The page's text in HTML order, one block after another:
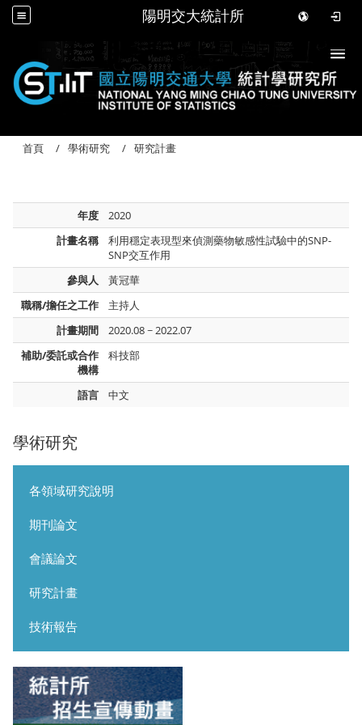
陽明交大統計所
學術研究
各領域研究說明
期刊論文
會議論文
研究計畫
技術報告
首頁 學術研究 研究計畫
年度
2020
計畫名稱
利用穩定表現型來偵測藥物敏感性試驗中的SNP-
SNP交互作用
參與人
黃冠華
職稱/擔任之工作
主持人
計畫期間
2020.08 ~ 2022.07
補助/委託或合作
機構
科技部
語言 中文